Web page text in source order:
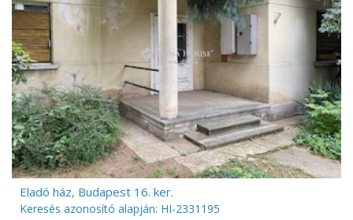
Eladó ház, Budapest 16. ker.
Keresés azonosító alapján: HI-2331195